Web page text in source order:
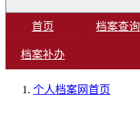
首页 档案查询
档案补办
个人档案网首页